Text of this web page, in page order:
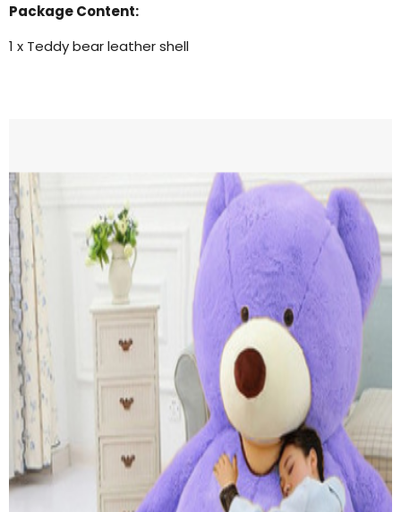
Package Content:
1 x Teddy bear leather shell